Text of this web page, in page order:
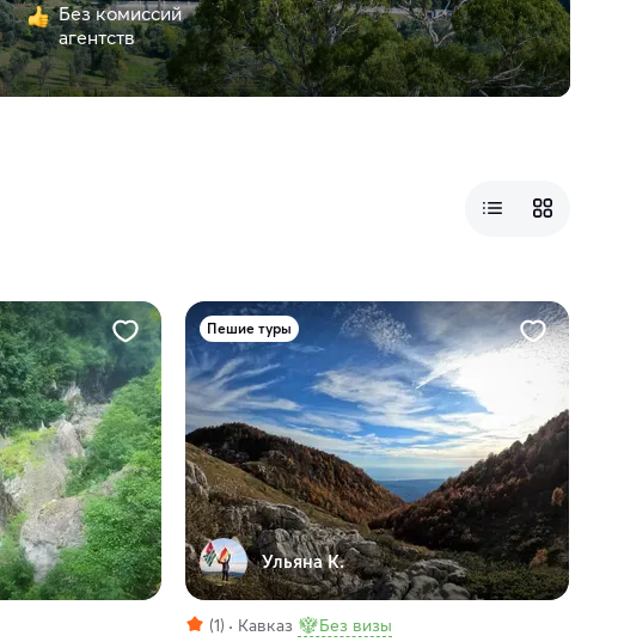
Без комиссий
агентств
Пешие туры
Ульяна К.
(1) Кавказ Без визы